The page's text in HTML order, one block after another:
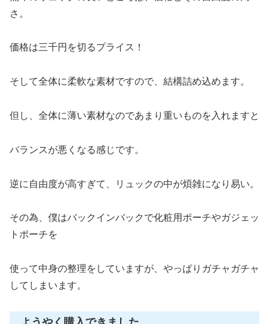
さ。
価格は三千円を切るプライス！
そして全体に柔軟な素材ですので、結構詰め込めます。
但し、全体に薄い素材なのであまり重いものを入れますと
バランスが悪くなる感じです。
逆に自由度が高すぎて、リュックの中が煩雑になり易い。
その為、僕はバックインバックで化粧用ポーチやガジェッ
トポーチを
使って中身の整理をしていますが、やっぱりガチャガチャ
してしまいます。